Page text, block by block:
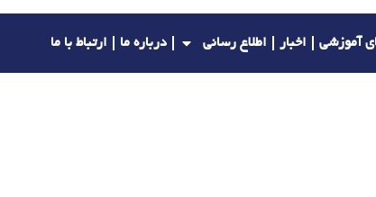
آموزشی اخبار اطلاع رسانی درباره ما ارتباط با ما